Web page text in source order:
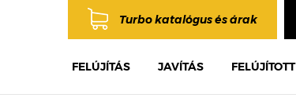
Turbo katalógus és árak
FELÚJÍTÁS JAVÍTÁS FELÚJÍTOTT